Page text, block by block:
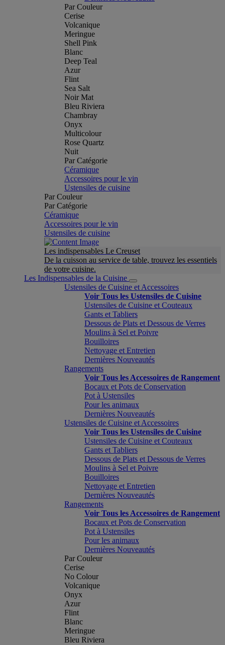
Par Couleur
Cerise
Volcanique
Meringue
Shell Pink
Blanc
Deep Teal
Azur
Flint
Sea Salt
Noir Mat
Bleu Riviera
Chambray
Onyx
Multicolour
Rose Quartz
Nuit
Par Catégorie
Céramique
Accessoires pour le vin
Ustensiles de cuisine
Par Couleur
Par Catégorie
Céramique
Accessoires pour le vin
Ustensiles de cuisine
Les indispensables Le Creuset
De la cuisson au service de table, trouvez les essentiels
de votre cuisine.
Les Indispensables de la Cuisine
Ustensiles de Cuisine et Accessoires
Voir Tous les Ustensiles de Cuisine
Ustensiles de Cuisine et Couteaux
Gants et Tabliers
Dessous de Plats et Dessous de Verres
Moulins à Sel et Poivre
Bouilloires
Nettoyage et Entretien
Dernières Nouveautés
Rangements
Voir Tous les Accessoires de Rangement
Bocaux et Pots de Conservation
Pot à Ustensiles
Pour les animaux
Dernières Nouveautés
Ustensiles de Cuisine et Accessoires
Voir Tous les Ustensiles de Cuisine
Ustensiles de Cuisine et Couteaux
Gants et Tabliers
Dessous de Plats et Dessous de Verres
Moulins à Sel et Poivre
Bouilloires
Nettoyage et Entretien
Dernières Nouveautés
Rangements
Voir Tous les Accessoires de Rangement
Bocaux et Pots de Conservation
Pot à Ustensiles
Pour les animaux
Dernières Nouveautés
Par Couleur
Cerise
No Colour
Volcanique
Onyx
Azur
Flint
Blanc
Meringue
Bleu Riviera